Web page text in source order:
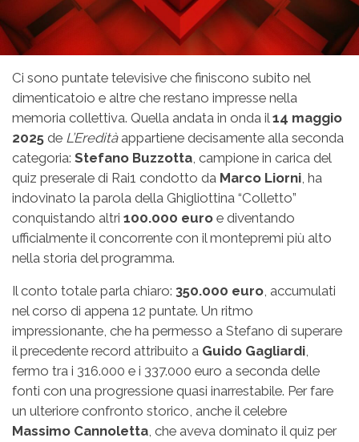
Ci sono puntate televisive che finiscono subito nel
dimenticatoio e altre che restano impresse nella
memoria collettiva. Quella andata in onda il14 maggio
2025 de L’Ereditàappartiene decisamente alla seconda
categoria: Stefano Buzzotta, campione in carica del
quiz preserale di Rai1 condotto da Marco Liorni, ha
indovinato la parola della Ghigliottina “Colletto”
conquistando altri 100.000 euro e diventando
ufficialmente il concorrente con il montepremi più alto
nella storia del programma.
Il conto totale parla chiaro: 350.000 euro, accumulati
nel corso di appena 12 puntate. Un ritmo
impressionante, che ha permesso a Stefano di superare
il precedente record attribuito a Guido Gagliardi,
fermo tra i 316.000 e i 337.000 euro a seconda delle
fonti con una progressione quasi inarrestabile. Per fare
un ulteriore confronto storico, anche il celebre
Massimo Cannoletta, che aveva dominato il quiz per